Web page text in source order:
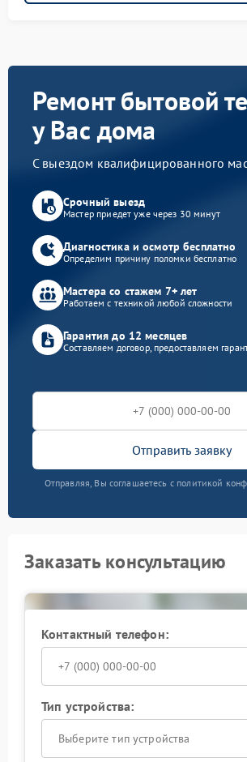
Ремонт бытовой
у Вас дома
С выездом квалифицированного
Срочный выезд
Мастер приедет уже через 30 минут
Диагностика и осмотр бесплатно
Определим причину поломки бесплатно
Мастера со стажем 7+ лет
Работаем с техникой любой сложности
Гарантия до 12 месяцев
Составляем договор, предоставляем
Отправить заявку
Отправляя, Вы соглашаетесь с политикой
Заказать консультацию
Контактный телефон:
Тип устройства:
Выберите тип устройства